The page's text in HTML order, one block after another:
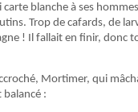
blanche à ses
Trop de cafards, de
! Il fallait en finir, donc
Mortimer, qui
: